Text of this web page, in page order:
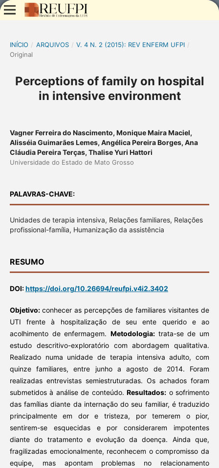
INÍCIO / ARQUIVOS / V. 4 N. 2 (2015): REV ENFERM UFPI /
Original
Perceptions of family on hospital
in intensive environment
Vagner Ferreira do Nascimento, Monique Maira Maciel,
Alisséia Guimarães Lemes, Angélica Pereira Borges, Ana
Cláudia Pereira Terças, Thalise Yuri Hattori
Universidade do Estado de Mato Grosso
PALAVRAS-CHAVE:
Unidades de terapia intensiva, Relações familiares, Relações
profissional-família, Humanização da assistência
RESUMO
DOI:https://doi.org/10.26694/reufpi.v4i2.3402
Objetivo: conhecer as percepções de familiares visitantes de
UTI frente à hospitalização de seu ente querido e ao
acolhimento de enfermagem. Metodologia: trata-se de um
estudo descritivo-exploratório com abordagem qualitativa.
Realizado numa unidade de terapia intensiva adulto, com
quinze familiares, entre junho a agosto de 2014. Foram
realizadas entrevistas semiestruturadas. Os achados foram
submetidos à análise de conteúdo.Resultados: o sofrimento
das famílias diante da internação do seu familiar, é traduzido
principalmente em dor e tristeza, por temerem o pior,
sentirem-se esquecidas e por considerarem impotentes
diante do tratamento e evolução da doença. Ainda que,
fragilizadas emocionalmente, reconhecem o compromisso da
equipe, mas apontam problemas no relacionamento